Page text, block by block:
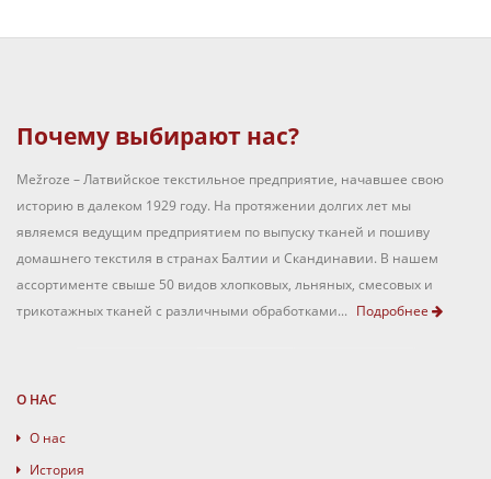
Почему выбирают нас?
Mežroze – Латвийское текстильное предприятие, начавшее свою
историю в далеком 1929 году. На протяжении долгих лет мы
являемся ведущим предприятием по выпуску тканей и пошиву
домашнего текстиля в странах Балтии и Скандинавии. В нашем
ассортименте свыше 50 видов хлопковых, льняных, смесовых и
трикотажных тканей с различными обработками...
Подробнее
О НАС
О нас
История